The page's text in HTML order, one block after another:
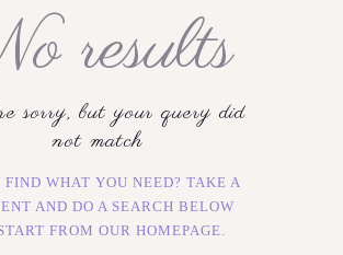
NA TELEFON
results
sorry, but your query did
not match
FIND WHAT YOU NEED? TAKE A
AND DO A SEARCH BELOW
FROM OUR HOMEPAGE.